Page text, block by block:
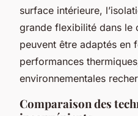
surface intérieure,
grande flexibilité dans le
peuvent être adaptés en
performances
environnementales
Comparaison des